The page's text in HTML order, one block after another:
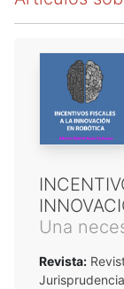
Una
Revista:
Jurisprudencia